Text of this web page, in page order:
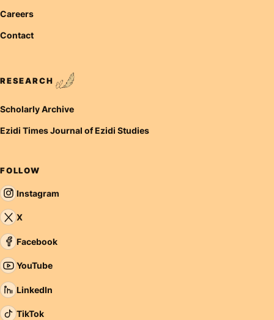
Careers
Contact
RESEARCH
Scholarly Archive
Ezidi Times Journal of Ezidi Studies
FOLLOW
Instagram
X
Facebook
YouTube
LinkedIn
TikTok